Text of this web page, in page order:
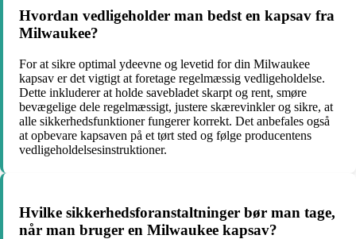
Hvordan vedligeholder man bedst en kapsav fra
Milwaukee?
For at sikre optimal ydeevne og levetid for din Milwaukee
kapsav er det vigtigt at foretage regelmæssig vedligeholdelse.
Dette inkluderer at holde savebladet skarpt og rent, smøre
bevægelige dele regelmæssigt, justere skærevinkler og sikre, at
alle sikkerhedsfunktioner fungerer korrekt. Det anbefales også
at opbevare kapsaven på et tørt sted og følge producentens
vedligeholdelsesinstruktioner.
Hvilke sikkerhedsforanstaltninger bør man tage,
når man bruger en Milwaukee kapsav?